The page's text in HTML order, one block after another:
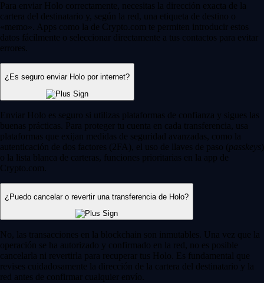
Para enviar Holo correctamente, necesitas la dirección exacta de la
cartera del destinatario y, según la red, una etiqueta de destino o
«memo». Apps como la de Crypto.com te permiten introducir estos
datos fácilmente o seleccionar directamente a tus contactos para evitar
errores.
¿Es seguro enviar Holo por internet?
Enviar Holo es seguro si utilizas plataformas de confianza y sigues las
buenas prácticas. Para proteger tu cuenta en cada transferencia, usa
plataformas que exijan medidas de seguridad avanzadas, como la
autenticación de dos factores (2FA), el uso de llaves de paso (passkeys )
o la lista blanca de carteras, funciones prioritarias en la app de
Crypto.com.
¿Puedo cancelar o revertir una transferencia de Holo?
No, las transacciones en la blockchain son inmutables. Una vez que la
operación se ha autorizado y confirmado en la red, no es posible
cancelarla ni revertirla para recuperar tus Holo. Es fundamental que
revises cuidadosamente la dirección de la cartera del destinatario y la
red antes de confirmar cualquier envío.